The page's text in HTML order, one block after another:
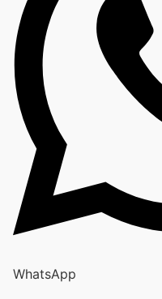
WhatsApp